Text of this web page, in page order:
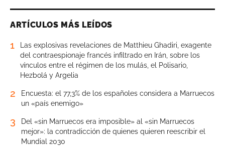
ARTÍCULOS MÁS LEÍDOS
1
Las explosivas revelaciones de Matthieu Ghadiri, exagente
del contraespionaje francés infiltrado en Irán, sobre los
vínculos entre el régimen de los mulás, el Polisario,
Hezbolá y Argelia
2
Encuesta: el 77,3% de los españoles considera a Marruecos
un «país enemigo»
3
Del «sin Marruecos era imposible» al «sin Marruecos
mejor»: la contradicción de quienes quieren reescribir el
Mundial 2030